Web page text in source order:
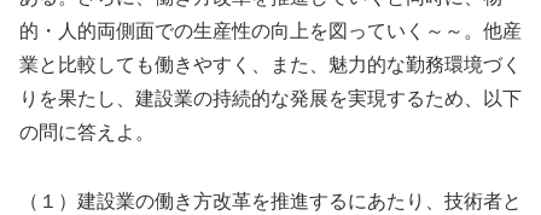
的・人的両側面での生産性の向上を図っていく～～。他産
業と比較しても働きやすく、また、魅力的な勤務環境づく
りを果たし、建設業の持続的な発展を実現するため、以下
の問に答えよ。
（１）建設業の働き方改革を推進するにあたり、技術者と